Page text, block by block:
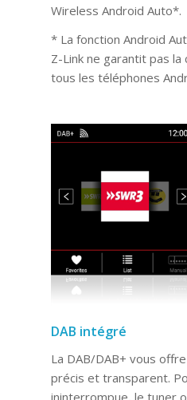
Wireless Android Auto*.
* La fonction Android
Z-Link ne garantit pas
tous les téléphones
DAB intégré
La DAB/DAB+ vous
précis et transparent.
ininterrompue, le tuner